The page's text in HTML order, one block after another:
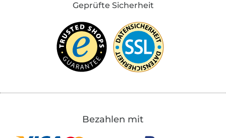
Geprüfte Sicherheit
Bezahlen mit